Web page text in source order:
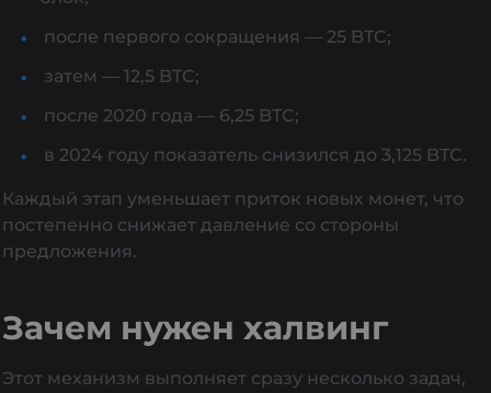
после первого сокращения — 25 BTC;
затем — 12,5 BTC;
после 2020 года — 6,25 BTC;
в 2024 году показатель снизился до 3,125 BTC.
Каждый этап уменьшает приток новых монет, что
постепенно снижает давление со стороны
предложения.
Зачем нужен халвинг
Этот механизм выполняет сразу несколько задач,